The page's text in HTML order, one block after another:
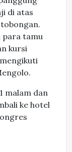
di atas
para tamu
kursi
malam dan
ke hotel